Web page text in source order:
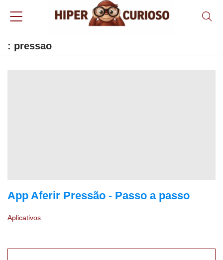
: pressao
App Aferir Pressão - Passo a passo
Aplicativos